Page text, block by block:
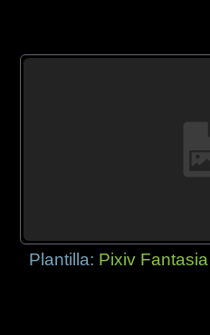
Plantilla: Pixiv Fantasia